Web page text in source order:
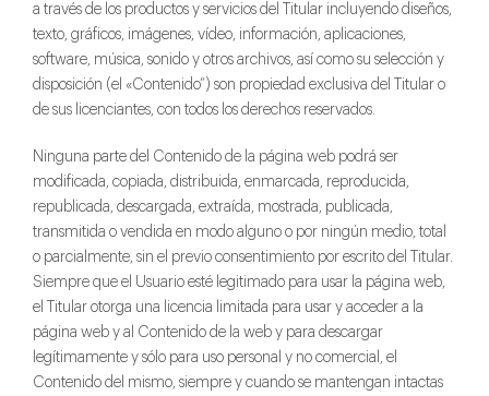
a través de los productos y servicios del Titular incluyendo diseños,
texto, gráficos, imágenes, vídeo, información, aplicaciones,
software, música, sonido y otros archivos, así como su selección y
disposición (el «Contenido”) son propiedad exclusiva del Titular o
de sus licenciantes, con todos los derechos reservados.
Ninguna parte del Contenido de la página web podrá ser
modificada, copiada, distribuida, enmarcada, reproducida,
republicada, descargada, extraída, mostrada, publicada,
transmitida o vendida en modo alguno o por ningún medio, total
o parcialmente, sin el previo consentimiento por escrito del Titular.
Siempre que el Usuario esté legitimado para usar la página web,
el Titular otorga una licencia limitada para usar y acceder a la
página web y al Contenido de la web y para descargar
legítimamente y sólo para uso personal y no comercial, el
Contenido del mismo, siempre y cuando se mantengan intactas